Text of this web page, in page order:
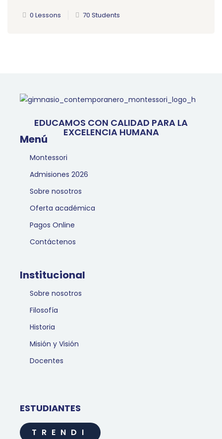
0 Lessons 70 Students
EDUCAMOS CON CALIDAD PARA LA
EXCELENCIA HUMANA
Menú
Montessori
Admisiones 2026
Sobre nosotros
Oferta académica
Pagos Online
Contáctenos
Institucional
Sobre nosotros
Filosofía
Historia
Misión y Visión
Docentes
ESTUDIANTES
TRENDI